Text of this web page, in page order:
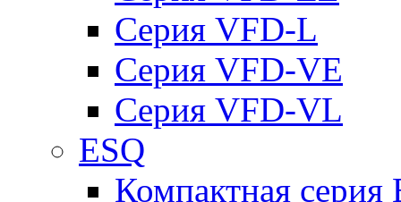
Серия VFD-L
Серия VFD-VE
Серия VFD-VL
ESQ
Компактная серия